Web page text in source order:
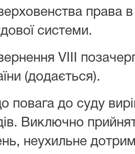
права в
системи.
VIII
(додається).
повага до суду
Виключно
неухильне